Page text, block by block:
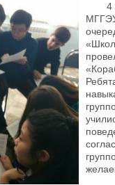
поддержка студентов
процесса
обучение и
технологии
экзамен
кредит
4